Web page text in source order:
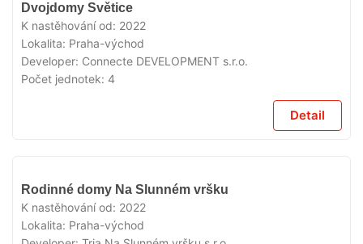
Dvojdomy Světice
K nastěhování od: 2022
Lokalita: Praha-východ
Developer: Connecte DEVELOPMENT s.r.o.
Počet jednotek: 4
Detail
VYPRODÁNO
Rodinné domy Na Slunném vršku
K nastěhování od: 2022
Lokalita: Praha-východ